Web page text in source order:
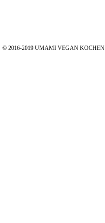
© 2016-2019 UMAMI VEGAN KOCHEN